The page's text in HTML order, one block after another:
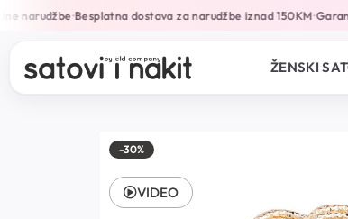
narudžbe•Besplatna dostava za narudžbe iznad 150KM•
ŽENSKI
-30%
VIDEO